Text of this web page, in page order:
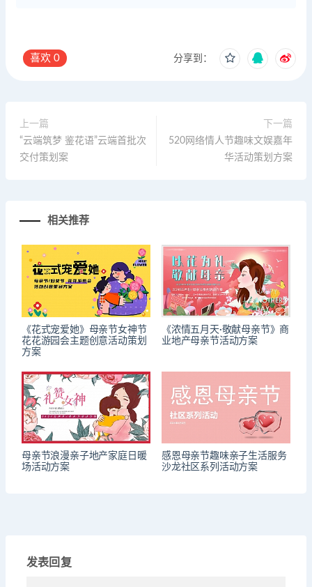
喜欢 0 分享到：
上一篇
“云端筑梦 鉴花语”云端首批次
交付策划案
下一篇
520网络情人节趣味文娱嘉年
华活动策划方案
相关推荐
《花式宠爱她》母亲节女神节
花花游园会主题创意活动策划
方案
《浓情五月天·敬献母亲节》商
业地产母亲节活动方案
母亲节浪漫亲子地产家庭日暖
场活动方案
感恩母亲节趣味亲子生活服务
沙龙社区系列活动方案
发表回复